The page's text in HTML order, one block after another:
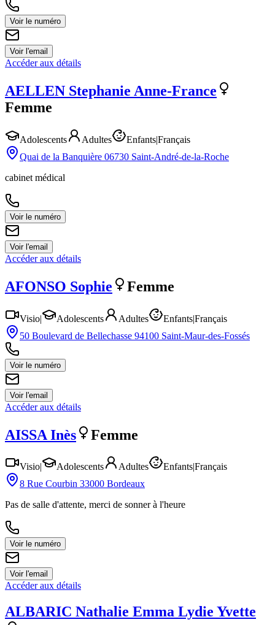
Voir le numéro
Voir l'email
Accéder aux détails
AELLEN Stephanie Anne-France
Femme
Adolescents Adultes Enfants|Français
Quai de la Banquière 06730 Saint-André-de-la-Roche
cabinet médical
Voir le numéro
Voir l'email
Accéder aux détails
AFONSO Sophie Femme
Visio| Adolescents Adultes Enfants|Français
50 Boulevard de Bellechasse 94100 Saint-Maur-des-Fossés
Voir le numéro
Voir l'email
Accéder aux détails
AISSA Inès Femme
Visio Adolescents Adultes EnfantsFrançais
8 Rue Courbin 33000 Bordeaux
Pas de salle d'attente, merci de sonner à l'heure
Voir le numéro
Voir l'email
Accéder aux détails
ALBARIC Nathalie Emma Lydie Yvette